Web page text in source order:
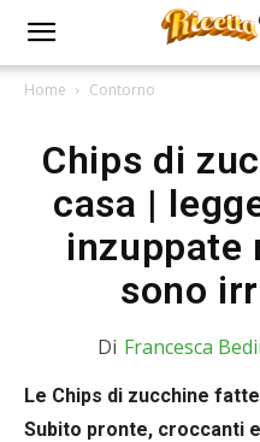
Home Contorno
Chips di
casa |
inzuppate
sono
Di Francesca
Le Chips di zucchine
Subito pronte, croccanti